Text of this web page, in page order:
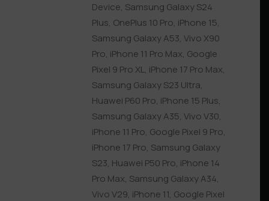
Device, Samsung Galaxy S24
Plus, OnePlus 10 Pro, iPhone 15,
Samsung Galaxy A53, Vivo X90
Pro, iPhone 11 Pro Max, Google
Pixel 9 Pro XL, iPhone 17 Pro Max,
Samsung Galaxy S23 Ultra,
Huawei P60 Pro, iPhone 15 Plus,
Samsung Galaxy A35, Vivo V30,
iPhone 11 Pro, Google Pixel 9 Pro,
iPhone 17 Pro, Samsung Galaxy
S23, Huawei P50 Pro, iPhone 14
Pro Max, Samsung Galaxy A34,
Vivo V29, iPhone 11, Google Pixel